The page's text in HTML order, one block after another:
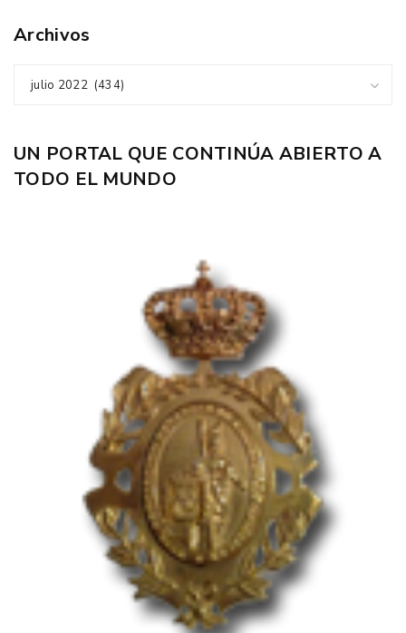
Archivos
julio 2022 (434)
UN PORTAL QUE CONTINÚA ABIERTO A
TODO EL MUNDO